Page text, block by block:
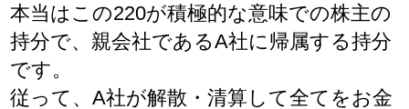
本当はこの220が積極的な意味での株主の
持分で、親会社であるA社に帰属する持分
です。
従って、A社が解散・清算して全てをお金